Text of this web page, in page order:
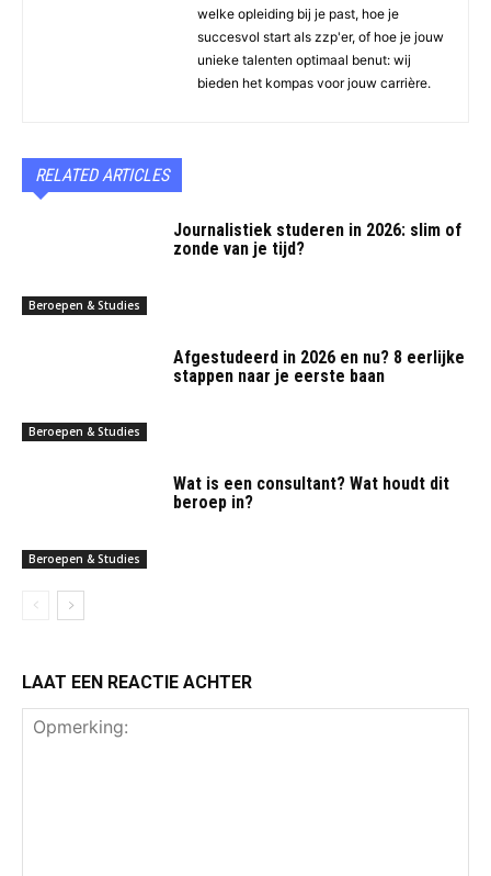
welke opleiding bij je past, hoe je
succesvol start als zzp'er, of hoe je jouw
unieke talenten optimaal benut: wij
bieden het kompas voor jouw carrière.
RELATED ARTICLES
Beroepen & Studies
Journalistiek studeren in 2026: slim of
zonde van je tijd?
Beroepen & Studies
Afgestudeerd in 2026 en nu? 8 eerlijke
stappen naar je eerste baan
Beroepen & Studies
Wat is een consultant? Wat houdt dit
beroep in?
LAAT EEN REACTIE ACHTER